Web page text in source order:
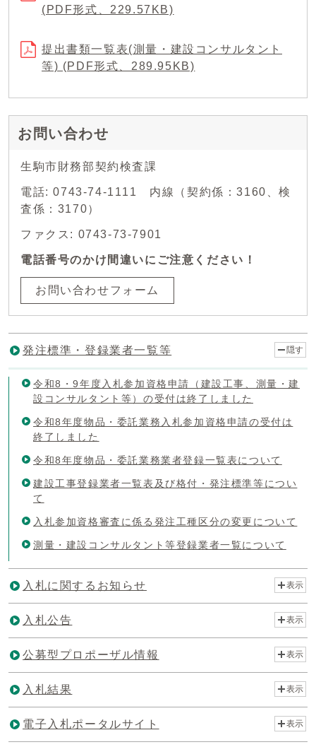
(PDF形式、229.57KB)
提出書類一覧表(測量・建設コンサルタント
等) (PDF形式、289.95KB)
お問い合わせ
生駒市財務部契約検査課
電話: 0743-74-1111 内線（契約係：3160、検
査係：3170）
ファクス: 0743-73-7901
電話番号のかけ間違いにご注意ください！
お問い合わせフォーム
発注標準・登録業者一覧等 隠す
令和8・9年度入札参加資格申請（建設工事、測量・建
設コンサルタント等）の受付は終了しました
令和8年度物品・委託業務入札参加資格申請の受付は
終了しました
令和8年度物品・委託業務業者登録一覧表について
建設工事登録業者一覧表及び格付・発注標準等につい
て
入札参加資格審査に係る発注工種区分の変更について
測量・建設コンサルタント等登録業者一覧について
入札に関するお知らせ 表示
入札公告 表示
公募型プロポーザル情報 表示
入札結果 表示
電子入札ポータルサイト 表示